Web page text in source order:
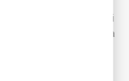
per professionisti del
realizzare decorazioni
compleanni ed eventi a